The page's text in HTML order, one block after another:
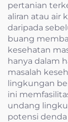
pertanian
aliran atau air
daripada
buang
kesehatan
hanya dalam
masalah
lingkungan
ini
undang
potensi